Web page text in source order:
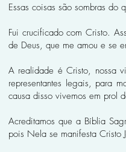
Essas coisas são sombras
Fui crucificado com Cristo.
de Deus, que me amou e se
A realidade é Cristo, nossa
representantes legais, para
causa disso vivemos em prol
Acreditamos que a Bíblia
pois Nela se manifesta Cristo